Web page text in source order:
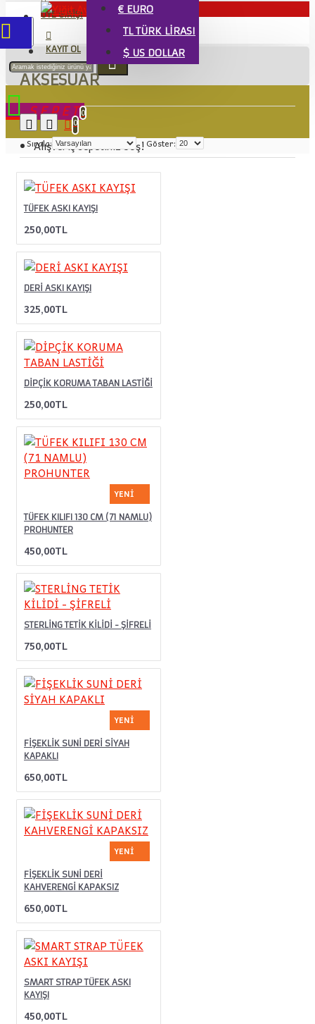
ÜYE GIRIŞI
KAYIT OL
€ EURO
TL TÜRK LIRASI
$ US DOLLAR
SEPET0
Alışveriş sepetiniz boş!
AKSESUAR
0
Sırala: Göster:
TÜFEK ASKI KAYIŞI
250,00TL
DERİ ASKI KAYIŞI
325,00TL
DİPÇİK KORUMA TABAN LASTİĞİ
250,00TL
YENI
TÜFEK KILIFI 130 CM (71 NAMLU)
PROHUNTER
450,00TL
STERLİNG TETİK KİLİDİ - ŞİFRELİ
750,00TL
YENI
FİŞEKLİK SUNİ DERİ SİYAH
KAPAKLI
650,00TL
YENI
FİŞEKLİK SUNİ DERİ
KAHVERENGİ KAPAKSIZ
650,00TL
SMART STRAP TÜFEK ASKI
KAYIŞI
450,00TL